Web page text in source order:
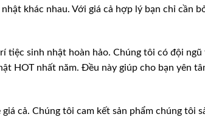
khác nhau. Với giá cả hợp lý bạn chỉ cần
tiệc sinh nhật hoàn hảo. Chúng tôi có đội ngũ
HOT nhất năm. Đều này giúp cho bạn yên
cả. Chúng tôi cam kết sản phẩm chúng tôi